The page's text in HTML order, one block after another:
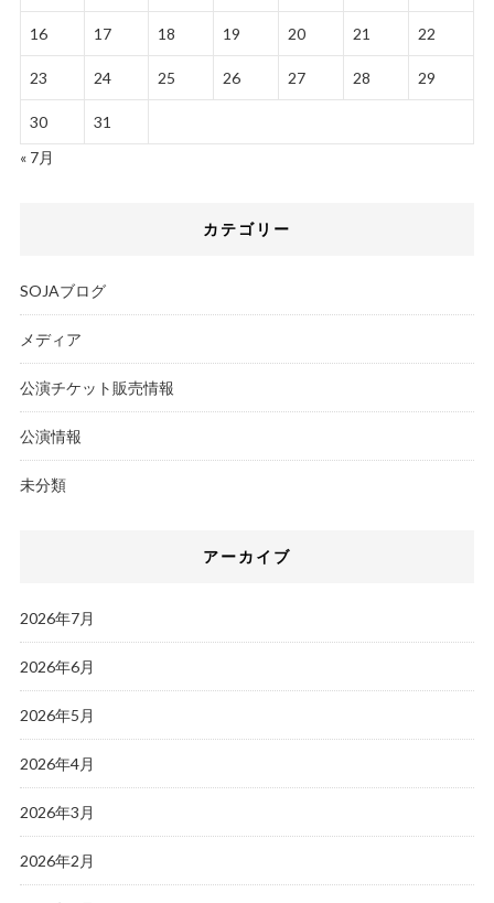
16 17 18 19 20 21 22
23 24 25 26 27 28 29
30
31
« 7月
カテゴリー
SOJAブログ
メディア
公演チケット販売情報
公演情報
未分類
アーカイブ
2026年7月
2026年6月
2026年5月
2026年4月
2026年3月
2026年2月